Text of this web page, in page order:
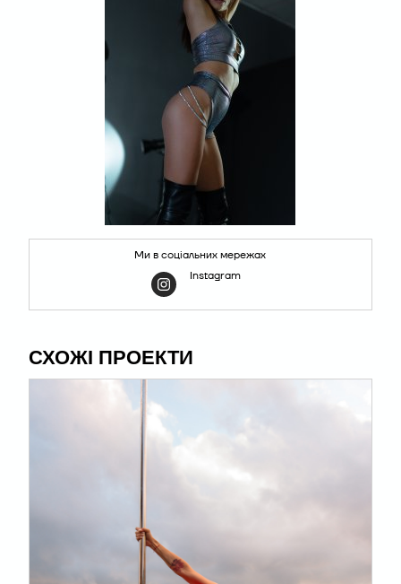
Ми в соціальних мережах
Instagram
СХОЖІ ПРОЕКТИ